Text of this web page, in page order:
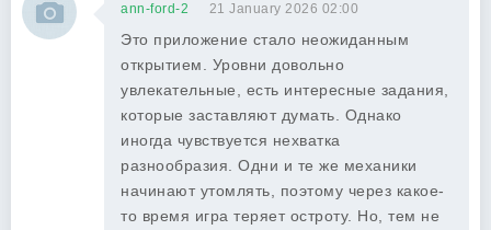
ann-ford-2 21 January 2026 02:00
Это приложение стало неожиданным
открытием. Уровни довольно
увлекательные, есть интересные задания,
которые заставляют думать. Однако
иногда чувствуется нехватка
разнообразия. Одни и те же механики
начинают утомлять, поэтому через какое-
то время игра теряет остроту. Но, тем не